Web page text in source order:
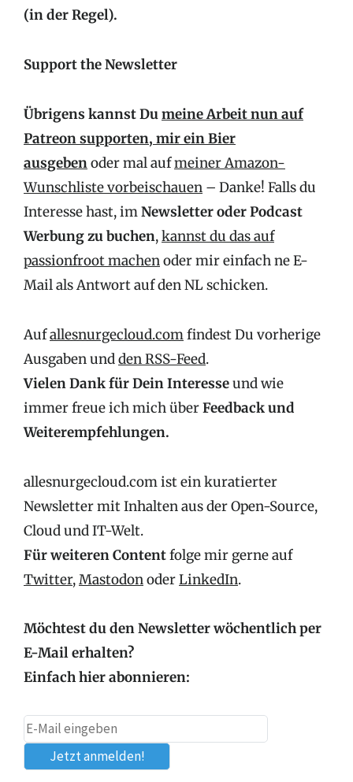
(in der Regel).
Support the Newsletter
Übrigens kannst Dumeine Arbeit nun auf
Patreon supporten, mir ein Bier
ausgebenoder mal aufmeiner Amazon-
Wunschliste vorbeischauen – Danke! Falls du
Interesse hast, imNewsletter oder Podcast
Werbung zu buchen,kannst du das auf
passionfroot machenoder mir einfach ne E-
Mail als Antwort auf den NL schicken.
Aufallesnurgecloud.comfindest Du vorherige
Ausgaben undden RSS-Feed.
Vielen Dank für Dein Interesseund wie
immer freue ich mich überFeedbackund
Weiterempfehlungen.
allesnurgecloud.com ist ein kuratierter
Newsletter mit Inhalten aus der Open-Source,
Cloud und IT-Welt.
Für weiteren Contentfolge mir gerne auf
Twitter,MastodonoderLinkedIn.
Möchtest du den Newsletter wöchentlich per
E-Mail erhalten?
Einfach hier abonnieren: